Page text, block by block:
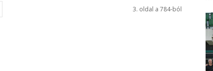
3. oldal a 784-ból